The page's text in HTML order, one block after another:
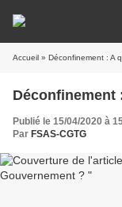
Accueil » Déconfinement : A
Déconfinement
Publié le 15/04/2020 à
Par FSAS-CGTG